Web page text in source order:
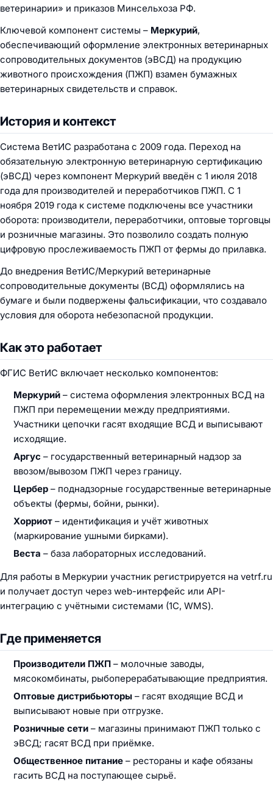
ветеринарии» и приказов Минсельхоза РФ.
Ключевой компонент системы – Меркурий,
обеспечивающий оформление электронных ветеринарных
сопроводительных документов (эВСД) на продукцию
животного происхождения (ПЖП) взамен бумажных
ветеринарных свидетельств и справок.
История и контекст
Система ВетИС разработана с 2009 года. Переход на
обязательную электронную ветеринарную сертификацию
(эВСД) через компонент Меркурий введён с 1 июля 2018
года для производителей и переработчиков ПЖП. С 1
ноября 2019 года к системе подключены все участники
оборота: производители, переработчики, оптовые торговцы
и розничные магазины. Это позволило создать полную
цифровую прослеживаемость ПЖП от фермы до прилавка.
До внедрения ВетИС/Меркурий ветеринарные
сопроводительные документы (ВСД) оформлялись на
бумаге и были подвержены фальсификации, что создавало
условия для оборота небезопасной продукции.
Как это работает
ФГИС ВетИС включает несколько компонентов:
Меркурий – система оформления электронных ВСД на
ПЖП при перемещении между предприятиями.
Участники цепочки гасят входящие ВСД и выписывают
исходящие.
Аргус – государственный ветеринарный надзор за
ввозом/вывозом ПЖП через границу.
Цербер – поднадзорные государственные ветеринарные
объекты (фермы, бойни, рынки).
Хорриот – идентификация и учёт животных
(маркирование ушными бирками).
Веста – база лабораторных исследований.
Для работы в Меркурии участник регистрируется на vetrf.ru
и получает доступ через web-интерфейс или API-
интеграцию с учётными системами (1С, WMS).
Где применяется
Производители ПЖП – молочные заводы,
мясокомбинаты, рыбоперерабатывающие предприятия.
Оптовые дистрибьюторы – гасят входящие ВСД и
выписывают новые при отгрузке.
Розничные сети – магазины принимают ПЖП только с
эВСД; гасят ВСД при приёмке.
Общественное питание – рестораны и кафе обязаны
гасить ВСД на поступающее сырьё.